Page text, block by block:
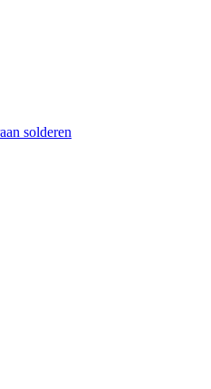
solderen